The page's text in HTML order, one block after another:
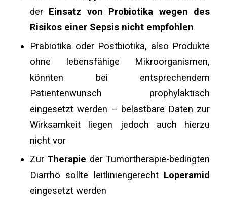
der Einsatz von Probiotika wegen des
Risikos einer Sepsis nicht empfohlen
Präbiotika oder Postbiotika, also Produkte
ohne lebensfähige Mikroorganismen,
könnten bei entsprechendem
Patientenwunsch prophylaktisch
eingesetzt werden – belastbare Daten zur
Wirksamkeit liegen jedoch auch hierzu
nicht vor
Zur Therapie der Tumortherapie-bedingten
Diarrhö sollte leitliniengerecht Loperamid
eingesetzt werden